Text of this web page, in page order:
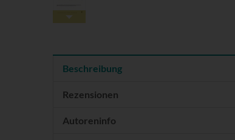
Beschreibung
Rezensionen
Autoreninfo